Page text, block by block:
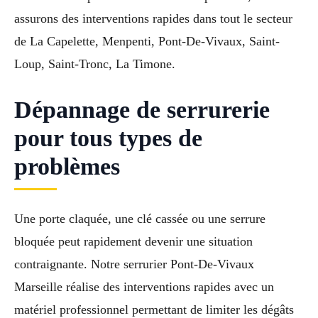
assurons des interventions rapides dans tout le secteur
de La Capelette, Menpenti, Pont-De-Vivaux, Saint-
Loup, Saint-Tronc, La Timone.
Dépannage de serrurerie
pour tous types de
problèmes
Une porte claquée, une clé cassée ou une serrure
bloquée peut rapidement devenir une situation
contraignante. Notre serrurier Pont-De-Vivaux
Marseille réalise des interventions rapides avec un
matériel professionnel permettant de limiter les dégâts